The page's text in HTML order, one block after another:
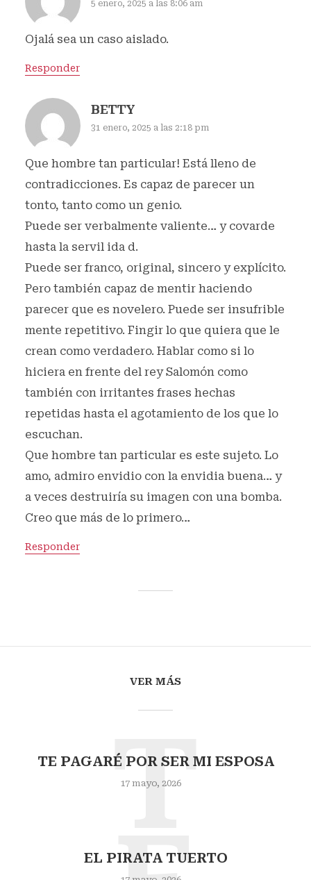
5 enero, 2025 a las 8:06 am
Ojalá sea un caso aislado.
Responder
BETTY
31 enero, 2025 a las 2:18 pm
Que hombre tan particular! Está lleno de
contradicciones. Es capaz de parecer un
tonto, tanto como un genio.
Puede ser verbalmente valiente… y covarde
hasta la servil ida d.
Puede ser franco, original, sincero y explícito.
Pero también capaz de mentir haciendo
parecer que es novelero. Puede ser insufrible
mente repetitivo. Fingir lo que quiera que le
crean como verdadero. Hablar como si lo
hiciera en frente del rey Salomón como
también con irritantes frases hechas
repetidas hasta el agotamiento de los que lo
escuchan.
Que hombre tan particular es este sujeto. Lo
amo, admiro envidio con la envidia buena… y
a veces destruiría su imagen con una bomba.
Creo que más de lo primero…
Responder
VER MÁS
TE PAGARÉ POR SER MI ESPOSA
17 mayo, 2026
T
EL PIRATA TUERTO